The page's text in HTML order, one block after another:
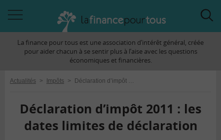
àLa finance pour tous est une association d’intérêt général, créée
pour aider chacun à se sentir plus à l’aise avec les questions
économiques et financières.
Actualités > Impôts > Déclaration d’impôt 2011 : les dates limites de déclaration
Déclaration d’impôt 2011 : les
dates limites de déclaration